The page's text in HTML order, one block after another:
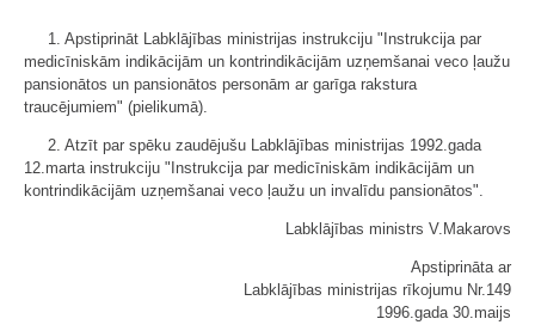
1. Apstiprināt Labklājības ministrijas instrukciju "Instrukcija par
medicīniskām indikācijām un kontrindikācijām uzņemšanai veco ļaužu
pansionātos un pansionātos personām ar garīga rakstura
traucējumiem" (pielikumā).
2. Atzīt par spēku zaudējušu Labklājības ministrijas 1992.gada
12.marta instrukciju "Instrukcija par medicīniskām indikācijām un
kontrindikācijām uzņemšanai veco ļaužu un invalīdu pansionātos".
Labklājības ministrs V.Makarovs
Apstiprināta ar
Labklājības ministrijas rīkojumu Nr.149
1996.gada 30.maijs